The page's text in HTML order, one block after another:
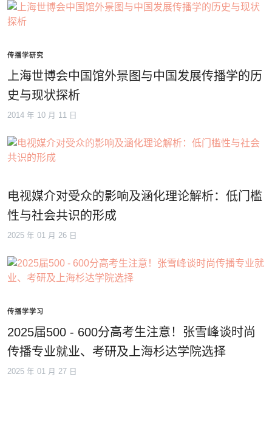
传播学研究
上海世博会中国馆外景图与中国发展传播学的历
史与现状探析
2014 年 10 月 11 日
电视媒介对受众的影响及涵化理论解析：低门槛
性与社会共识的形成
2025 年 01 月 26 日
传播学学习
2025届500 - 600分高考生注意！张雪峰谈时尚
传播专业就业、考研及上海杉达学院选择
2025 年 01 月 27 日